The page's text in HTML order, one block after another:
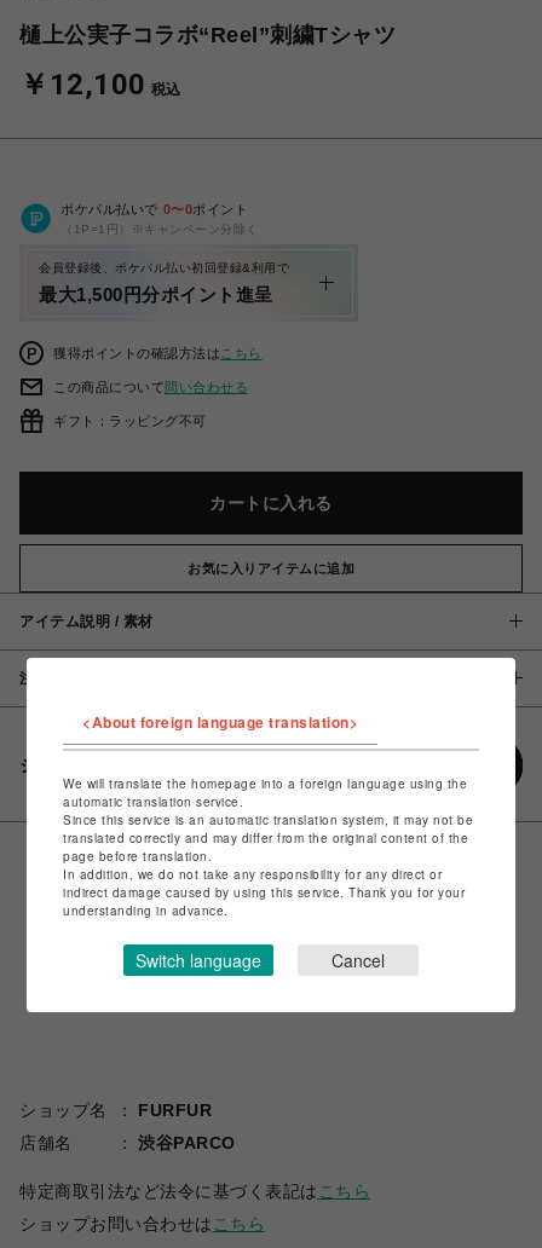
樋上公実子コラボ“Reel”刺繍Tシャツ
￥12,100 税込
ポケパル払いで 0〜0ポイント
（1P=1円）※キャンペーン分除く
会員登録後、ポケパル払い初回登録&利用で
最大1,500円分ポイント進呈
獲得ポイントの確認方法は こちら
この商品について問い合わせる
ギフト：ラッピング不可
カートに入れる
お気に入りアイテムに追加
アイテム説明 / 素材
注意事項
シェアする
ショップ名
FURFUR
店舗名
渋谷PARCO
特定商取引法など法令に基づく表記は こちら
ショップお問い合わせは こちら
<About foreign language translation>
We will translate the homepage into a foreign language using the
automatic translation service.
Since this service is an automatic translation system, it may not be
translated correctly and may differ from the original content of the
page before translation.
In addition, we do not take any responsibility for any direct or
indirect damage caused by using this service. Thank you for your
understanding in advance.
Switch language Cancel